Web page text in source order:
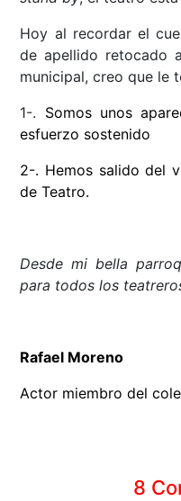
Hoy al recordar el
de apellido retocado
municipal, creo que le
1-. Somos unos
esfuerzo sostenido
2-. Hemos salido del
de Teatro.
Desde mi bella
para todos los
Rafael Moreno
Actor miembro del
8